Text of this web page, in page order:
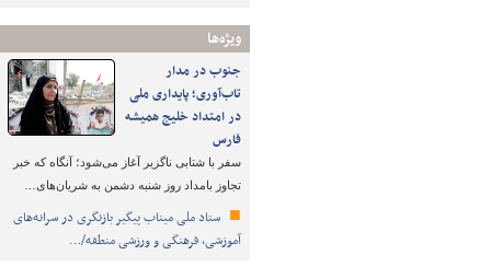
ویژه‌ها
جنوب در مدار
تاب‌آوری؛ پایداری ملی
در امتداد خلیج همیشه
فارس
سفر با شتابی ناگزیر آغاز می‌شود؛ آنگاه که خبر
تجاوز بامداد روز شنبه دشمن به شریان‌های…
ستاد ملی میناب پیگیر بازنگری در سرانه‌های
آموزشی، فرهنگی و ورزشی منطقه/…